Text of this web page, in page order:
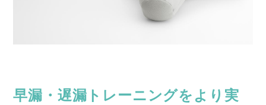
早漏・遅漏トレーニングをより実